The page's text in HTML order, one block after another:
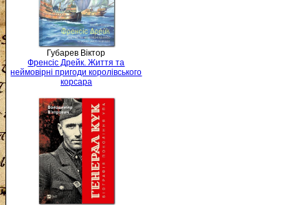
Губарев Віктор
Френсіс Дрейк. Життя та
неймовірні пригоди королівського
корсара